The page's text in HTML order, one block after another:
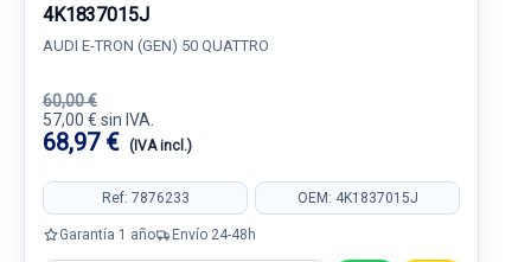
4K1837015J
AUDI E-TRON (GEN) 50 QUATTRO
60,00 €
57,00 € sin IVA.
68,97 € (IVA incl.)
Ref: 7876233 OEM: 4K1837015J
Garantía 1 año Envío 24-48h